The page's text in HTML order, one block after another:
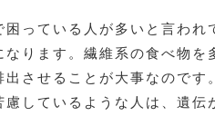
っている人が多いと言われ
ります。繊維系の食べ物を
させることが大事なのです。
しているような人は、遺伝